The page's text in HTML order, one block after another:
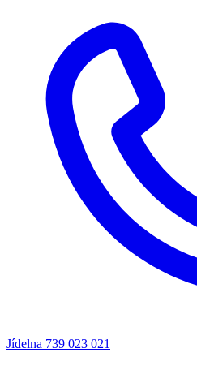
Jídelna 739 023 021